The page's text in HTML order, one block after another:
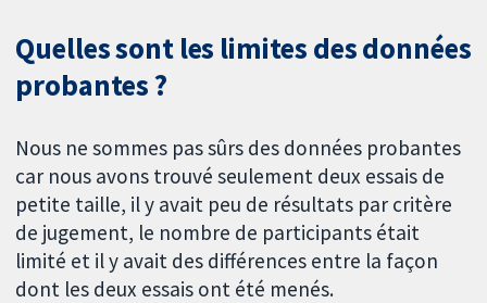
Quelles sont les limites des données
probantes ?
Nous ne sommes pas sûrs des données probantes
car nous avons trouvé seulement deux essais de
petite taille, il y avait peu de résultats par critère
de jugement, le nombre de participants était
limité et il y avait des différences entre la façon
dont les deux essais ont été menés.